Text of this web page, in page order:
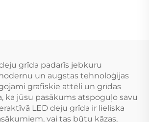
grīda padarīs jebkuru
un augstas tehnoloģijas
grafiskie attēli un grīdas
ka jūsu pasākums atspoguļo savu
LED deju grīda ir lieliska
vai tas būtu kāzas,